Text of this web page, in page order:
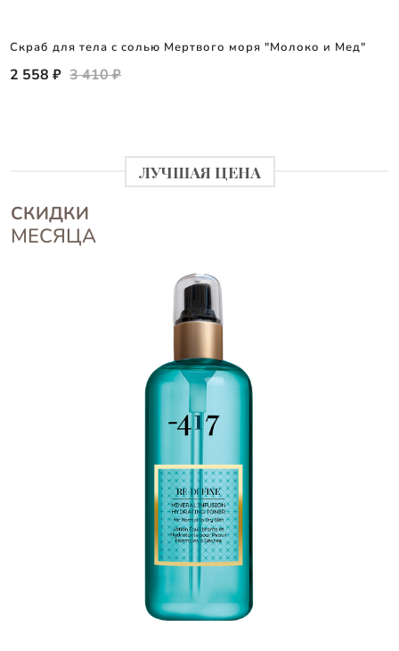
Скраб для тела с солью Мертвого моря "Молоко и Мед"
2 558 ₽ 3 410 ₽
ЛУЧШАЯ ЦЕНА
СКИДКИ
МЕСЯЦА